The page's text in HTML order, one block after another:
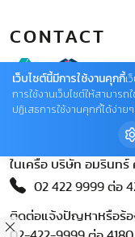
CONTACT
ngthai.com
บริษัท เอเอ็มอี อิมเ
ในเครือ บริษัท อมรินทร์
02 422 9999 ต่อ
ติดต่อแจ้งปัญหาหรือร้อ
เว็บไซต์นี้มีการใช้งานคุกกี้เ
การใช้งานเว็บไซต์ให้สามา
ปฏิเสธการใช้งานคุกกี้ได้ง่าย